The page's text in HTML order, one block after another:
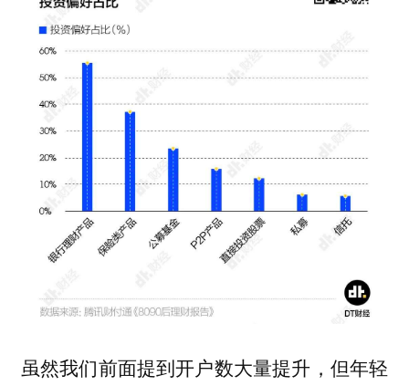
虽然我们前面提到开户数大量提升，但年轻